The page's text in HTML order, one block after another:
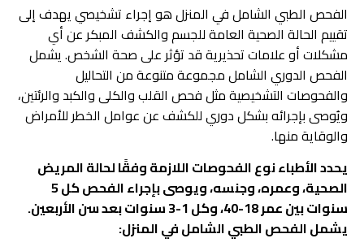
الفحص الطبي الشامل في المنزل هو إجراء تشخيصي يهدف إلى
تقييم الحالة الصحية العامة للجسم والكشف المبكر عن أي
مشكلات أو علامات تحذيرية قد تؤثر على صحة الشخص. يشمل
الفحص الدوري الشامل مجموعة متنوعة من التحاليل
والفحوصات التشخيصية مثل فحص القلب والكلى والكبد والرئتين،
ويُوصى بإجرائه بشكل دوري للكشف عن عوامل الخطر للأمراض
والوقاية منها.
يحدد الأطباء نوع الفحوصات اللازمة وفقًا لحالة المريض
الصحية، وعمره، وجنسه، ويوصى بإجراء الفحص كل 5
سنوات بين عمر 18-40، وكل 1-3 سنوات بعد سن الأربعين.
يشمل الفحص الطبي الشامل في المنزل: